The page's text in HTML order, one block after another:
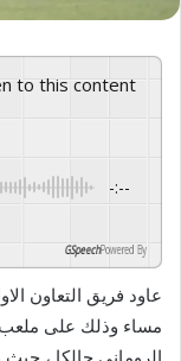
to this content
-:--
Powered By
GSpeech
مساء وذلك على ملعب